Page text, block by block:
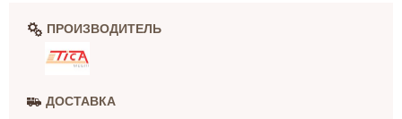
ПРОИЗВОДИТЕЛЬ
ДОСТАВКА